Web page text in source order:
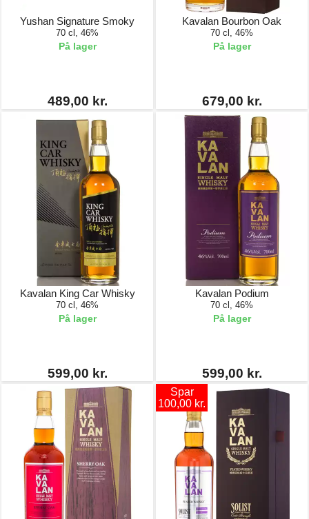
Yushan Signature Smoky
70 cl, 46%
På lager
489,00 kr.
Kavalan Bourbon Oak
70 cl, 46%
På lager
679,00 kr.
Kavalan King Car Whisky
70 cl, 46%
På lager
599,00 kr.
Kavalan Podium
70 cl, 46%
På lager
599,00 kr.
Spar
100,00 kr.